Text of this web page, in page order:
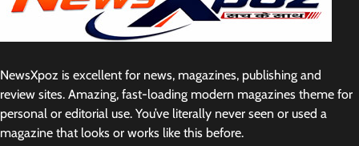
NewsXpoz is excellent for news, magazines, publishing and
review sites. Amazing, fast-loading modern magazines theme for
personal or editorial use. You’ve literally never seen or used a
magazine that looks or works like this before.